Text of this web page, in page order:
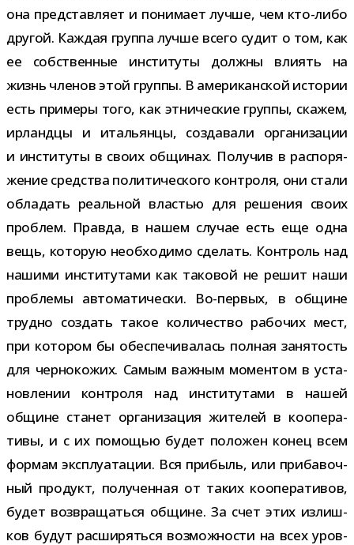
она пред­став­ляет и пони­мает лучше, чем кто-​либо
дру­гой. Каждая группа лучше всего судит о том, как
ее соб­ствен­ные инсти­туты должны вли­ять на
жизнь чле­нов этой группы. В аме­ри­кан­ской исто­рии
есть при­меры того, как этни­че­ские группы, ска­жем,
ирландцы и ита­льянцы, созда­вали орга­ни­за­ции
и инсти­туты в своих общи­нах. Получив в рас­по­ря­
же­ние сред­ства поли­ти­че­ского кон­троля, они стали
обла­дать реаль­ной вла­стью для реше­ния своих
про­блем. Правда, в нашем слу­чае есть еще одна
вещь, кото­рую необ­хо­димо сде­лать. Контроль над
нашими инсти­ту­тами как тако­вой не решит наши
про­блемы авто­ма­ти­че­ски. Во-​первых, в общине
трудно создать такое коли­че­ство рабо­чих мест,
при кото­ром бы обес­пе­чи­ва­лась пол­ная заня­тость
для чер­но­ко­жих. Самым важ­ным момен­том в уста­
нов­ле­нии кон­троля над инсти­ту­тами в нашей
общине ста­нет орга­ни­за­ция жите­лей в коопе­ра­
тивы, и с их помо­щью будет поло­жен конец всем
фор­мам экс­плу­а­та­ции. Вся при­быль, или при­ба­воч­
ный про­дукт, полу­чен­ная от таких коопе­ра­ти­вов,
будет воз­вра­щаться общине. За счет этих излиш­
ков будут рас­ши­ряться воз­мож­но­сти на всех уров­